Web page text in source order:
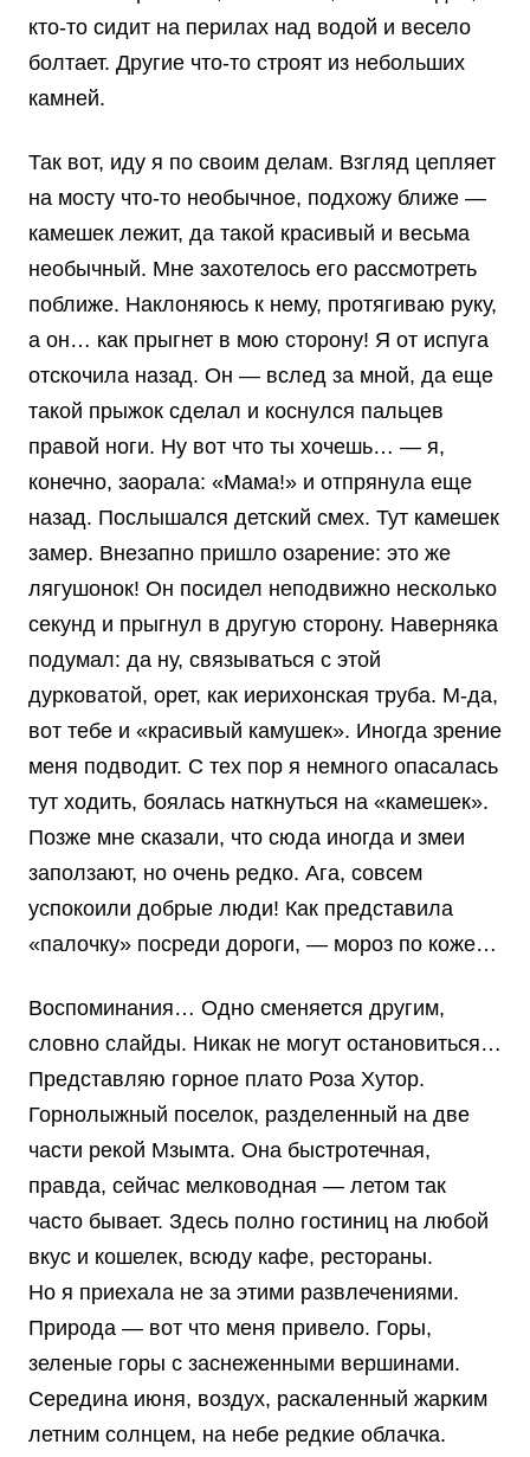
кто-то сидит на перилах над водой и весело
болтает. Другие что-то строят из небольших
камней.
Так вот, иду я по своим делам. Взгляд цепляет
на мосту что-то необычное, подхожу ближе —
камешек лежит, да такой красивый и весьма
необычный. Мне захотелось его рассмотреть
поближе. Наклоняюсь к нему, протягиваю руку,
а он… как прыгнет в мою сторону! Я от испуга
отскочила назад. Он — вслед за мной, да еще
такой прыжок сделал и коснулся пальцев
правой ноги. Ну вот что ты хочешь… — я,
конечно, заорала: «Мама!» и отпрянула еще
назад. Послышался детский смех. Тут камешек
замер. Внезапно пришло озарение: это же
лягушонок! Он посидел неподвижно несколько
секунд и прыгнул в другую сторону. Наверняка
подумал: да ну, связываться с этой
дурковатой, орет, как иерихонская труба. М-да,
вот тебе и «красивый камушек». Иногда зрение
меня подводит. С тех пор я немного опасалась
тут ходить, боялась наткнуться на «камешек».
Позже мне сказали, что сюда иногда и змеи
заползают, но очень редко. Ага, совсем
успокоили добрые люди! Как представила
«палочку» посреди дороги, — мороз по коже…
Воспоминания… Одно сменяется другим,
словно слайды. Никак не могут остановиться…
Представляю горное плато Роза Хутор.
Горнолыжный поселок, разделенный на две
части рекой Мзымта. Она быстротечная,
правда, сейчас мелководная — летом так
часто бывает. Здесь полно гостиниц на любой
вкус и кошелек, всюду кафе, рестораны.
Но я приехала не за этими развлечениями.
Природа — вот что меня привело. Горы,
зеленые горы с заснеженными вершинами.
Середина июня, воздух, раскаленный жарким
летним солнцем, на небе редкие облачка.